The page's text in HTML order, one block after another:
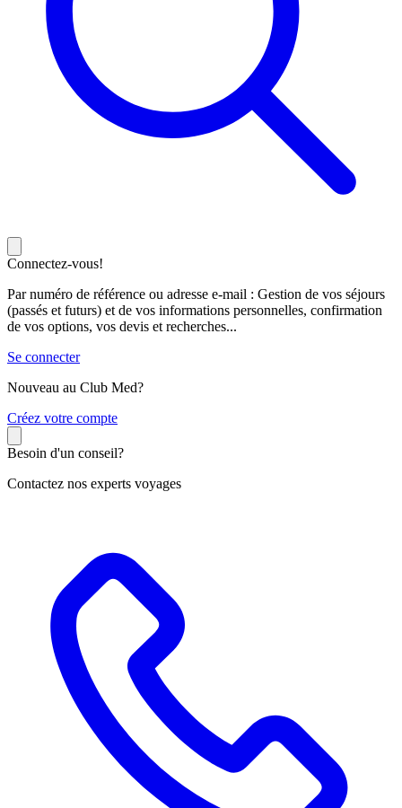
Connectez-vous!
Par numéro de référence ou adresse e-mail : Gestion de vos séjours
(passés et futurs) et de vos informations personnelles, confirmation
de vos options, vos devis et recherches...
Se connecter
Nouveau au Club Med?
Créez votre compte
Besoin d'un conseil?
Contactez nos experts voyages